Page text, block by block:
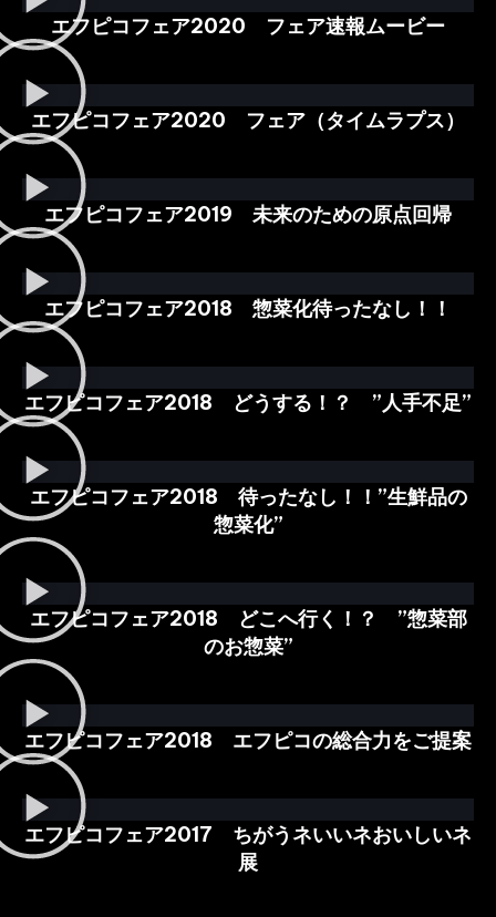
エフピコフェア2020 フェア速報ムービー
エフピコフェア2020 フェア（タイムラプス）
エフピコフェア2019 未来のための原点回帰
エフピコフェア2018 惣菜化待ったなし！！
エフピコフェア2018 どうする！？ ”人手不足”
エフピコフェア2018 待ったなし！！”生鮮品の
惣菜化”
エフピコフェア2018 どこへ行く！？ ”惣菜部
のお惣菜”
エフピコフェア2018 エフピコの総合力をご提案
エフピコフェア2017 ちがうネいいネおいしいネ
展